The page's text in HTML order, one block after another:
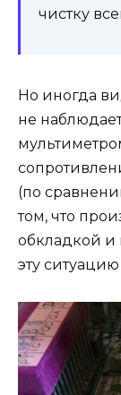
чистку
Но иногда
не
(по
том, что
обкладкой и
эту